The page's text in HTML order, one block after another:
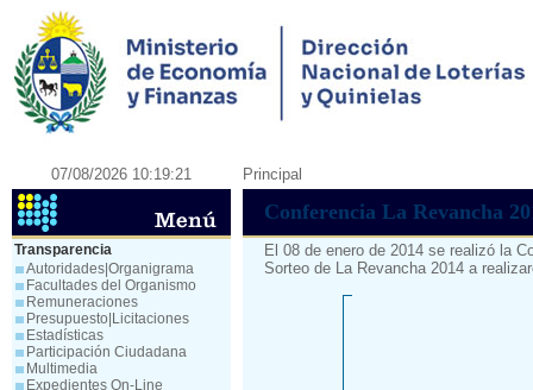
07/08/2026 10:19:21 Principal
Transparencia
Autoridades|Organigrama
Facultades del Organismo
Remuneraciones
Presupuesto|Licitaciones
Estadísticas
Participación Ciudadana
Multimedia
Expedientes On-Line
Conferencia La Revancha
El 08 de enero de 2014 se realizó la
Sorteo de La Revancha 2014 a